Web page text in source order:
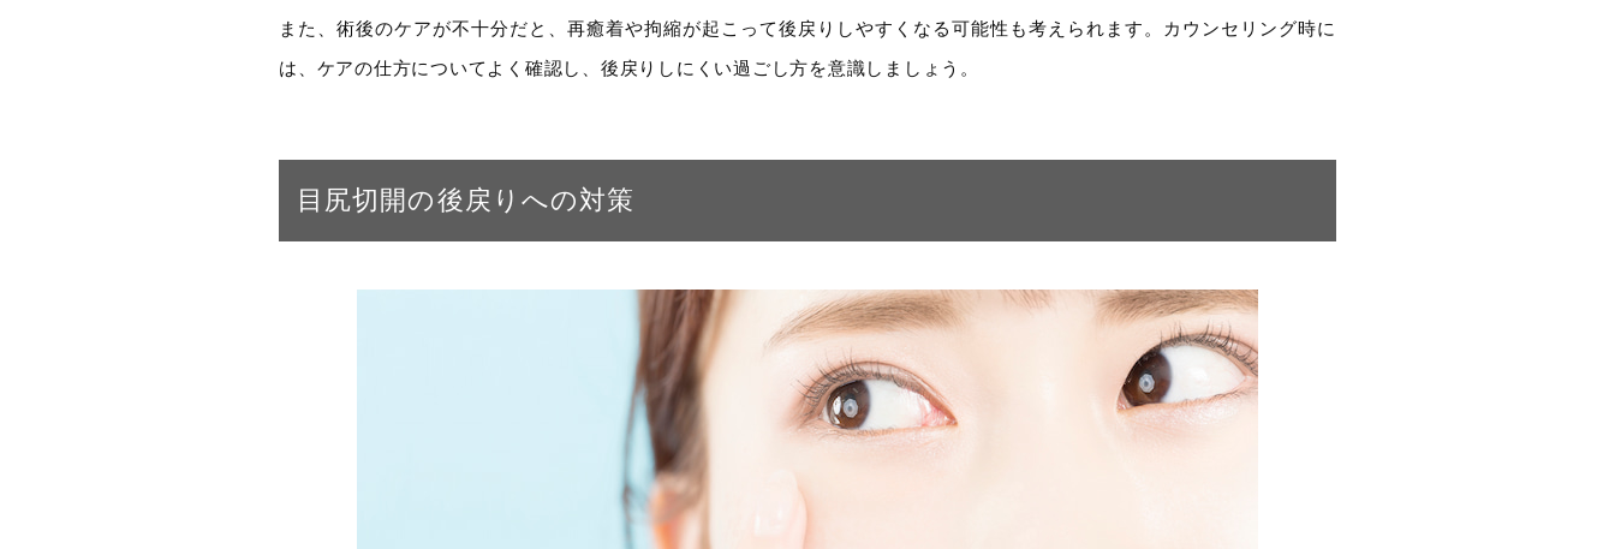
また、術後のケアが不十分だと、再癒着や拘縮が起こって後戻りしやすくなる可能性も考えられます。カウンセリング時に
は、ケアの仕方についてよく確認し、後戻りしにくい過ごし方を意識しましょう。
目尻切開の後戻りへの対策